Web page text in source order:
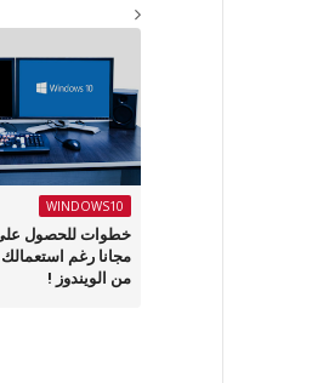
WINDOWS10
مجانا رغم
من الويندوز !